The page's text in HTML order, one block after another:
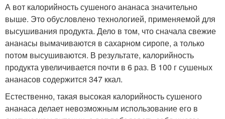
А вот калорийность сушеного ананаса значительно
выше. Это обусловлено технологией, применяемой для
высушивания продукта. Дело в том, что сначала свежие
ананасы вымачиваются в сахарном сиропе, а только
потом высушиваются. В результате, калорийность
продукта увеличивается почти в 6 раз. В 100 г сушеных
ананасов содержится 347 ккал.
Естественно, такая высокая калорийность сушеного
ананаса делает невозможным использование его в